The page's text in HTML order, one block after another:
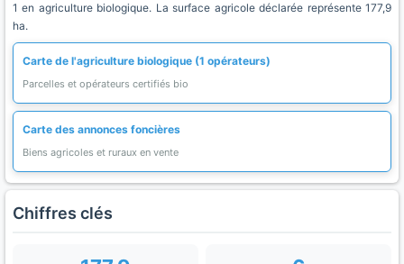
1 en agriculture biologique. La surface agricole déclarée représente 177,9
ha.
Carte de l'agriculture biologique (1 opérateurs)
Parcelles et opérateurs certifiés bio
Carte des annonces foncières
Biens agricoles et ruraux en vente
Chiffres clés